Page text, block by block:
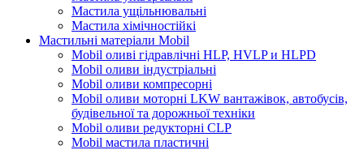
Мастила ущільнювальні
Мастила хімічностійкі
Мастильні матеріали Mobil
Mobil оливі гідравлічні HLP, HVLP и HLPD
Mobil оливи індустріальні
Mobil оливи компресорні
Mobil оливи моторні LKW вантажівок, автобусів,
будівельної та дорожньої техніки
Mobil оливи редукторні CLP
Mobil мастила пластичні